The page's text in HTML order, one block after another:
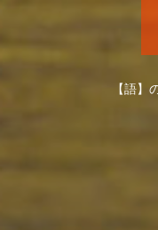
【語】